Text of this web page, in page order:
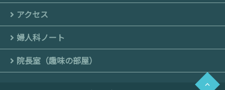
アクセス
婦人科ノート
院長室（趣味の部屋）